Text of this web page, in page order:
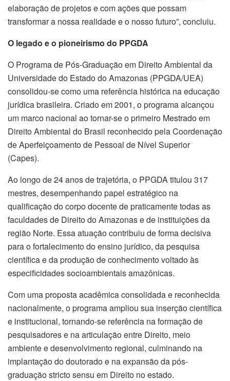
elaboração de projetos e com ações que possam
transformar a nossa realidade e o nosso futuro”, concluiu.
O legado e o pioneirismo do PPGDA
O Programa de Pós-Graduação em Direito Ambiental da
Universidade do Estado do Amazonas (PPGDA/UEA)
consolidou-se como uma referência histórica na educação
jurídica brasileira. Criado em 2001, o programa alcançou
um marco nacional ao tornar-se o primeiro Mestrado em
Direito Ambiental do Brasil reconhecido pela Coordenação
de Aperfeiçoamento de Pessoal de Nível Superior
(Capes).
Ao longo de 24 anos de trajetória, o PPGDA titulou 317
mestres, desempenhando papel estratégico na
qualificação do corpo docente de praticamente todas as
faculdades de Direito do Amazonas e de instituições da
região Norte. Essa atuação contribuiu de forma decisiva
para o fortalecimento do ensino jurídico, da pesquisa
científica e da produção de conhecimento voltado às
especificidades socioambientais amazônicas.
Com uma proposta acadêmica consolidada e reconhecida
nacionalmente, o programa ampliou sua inserção científica
e institucional, tornando-se referência na formação de
pesquisadores e na articulação entre Direito, meio
ambiente e desenvolvimento regional, culminando na
implantação do doutorado e na expansão da pós-
graduação stricto sensu em Direito no estado.